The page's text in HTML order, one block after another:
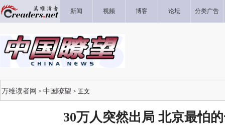
新闻 视频 博客 论坛 分类广告
万维读者网 > 中国瞭望 > 正文
30万人突然出局 北京最怕